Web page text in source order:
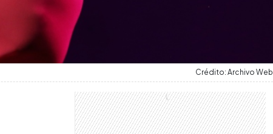
Crédito: Archivo Web